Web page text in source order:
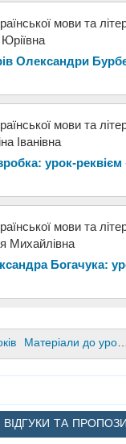
мови та
Олександри
мови та
Іванівна
урок-реквієм
мови та
Михайлівна
Богачука:
Матеріали до уроків
ВІДГУКИ ТА